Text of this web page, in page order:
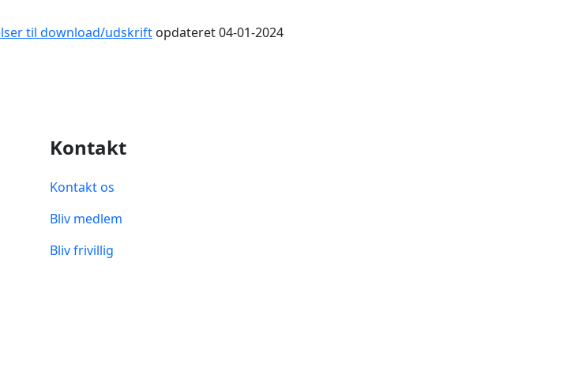
til download/udskriftopdateret 04-01-2024
Kontakt
Kontakt os
Bliv medlem
Bliv frivillig